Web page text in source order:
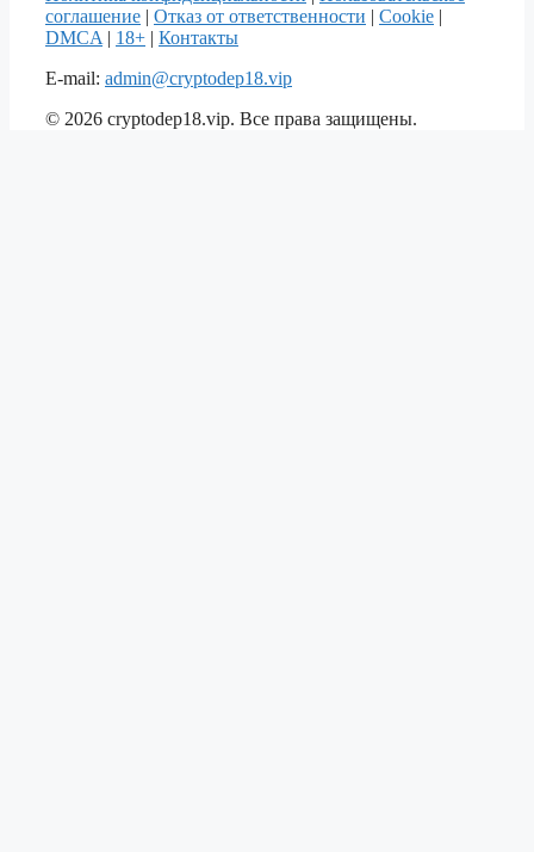
соглашение | Отказ от ответственности | Cookie |
DMCA | 18+ | Контакты
E-mail: admin@cryptodep18.vip
© 2026 cryptodep18.vip. Все права защищены.